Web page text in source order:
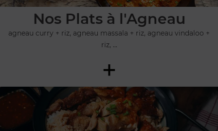
Nos Plats à l'Agneau
agneau curry + riz, agneau massala + riz, agneau vindaloo +
riz, ...
+